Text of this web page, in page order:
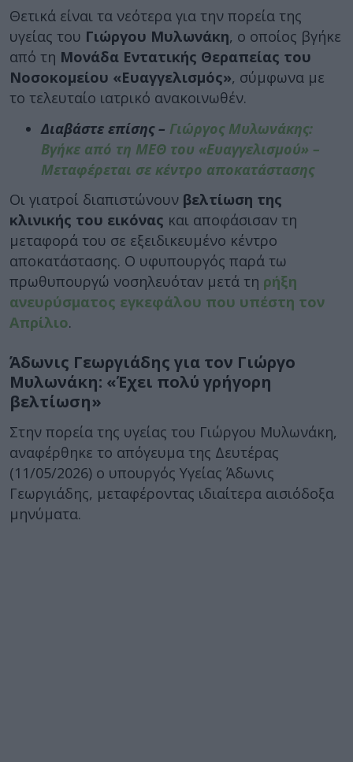
Θετικά είναι τα νεότερα για την πορεία της
υγείας του Γιώργου Μυλωνάκη, ο οποίος βγήκε
από τη Μονάδα Εντατικής Θεραπείας του
Νοσοκομείου «Ευαγγελισμός», σύμφωνα με
το τελευταίο ιατρικό ανακοινωθέν.
Διαβάστε επίσης – Γιώργος Μυλωνάκης:
Βγήκε από τη ΜΕΘ του «Ευαγγελισμού» –
Μεταφέρεται σε κέντρο αποκατάστασης
Οι γιατροί διαπιστώνουν βελτίωση της
κλινικής του εικόνας και αποφάσισαν τη
μεταφορά του σε εξειδικευμένο κέντρο
αποκατάστασης. Ο υφυπουργός παρά τω
πρωθυπουργώ νοσηλευόταν μετά τη ρήξη
ανευρύσματος εγκεφάλου που υπέστη τον
Απρίλιο.
Άδωνις Γεωργιάδης για τον Γιώργο
Μυλωνάκη: «Έχει πολύ γρήγορη
βελτίωση»
Στην πορεία της υγείας του Γιώργου Μυλωνάκη,
αναφέρθηκε το απόγευμα της Δευτέρας
(11/05/2026) ο υπουργός Υγείας Άδωνις
Γεωργιάδης, μεταφέροντας ιδιαίτερα αισιόδοξα
μηνύματα.